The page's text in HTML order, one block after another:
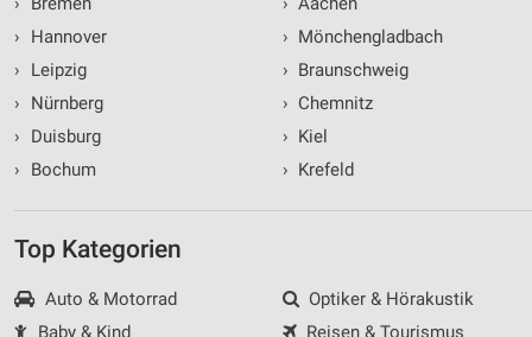
›
Hannover
›
Leipzig
›
Nürnberg
›
Duisburg
›
Bochum
› Mönchengladbach
› Braunschweig
› Chemnitz
› Kiel
› Krefeld
Top Kategorien
Auto & Motorrad
Baby & Kind
Optiker & Hörakustik
Reisen & Tourismus